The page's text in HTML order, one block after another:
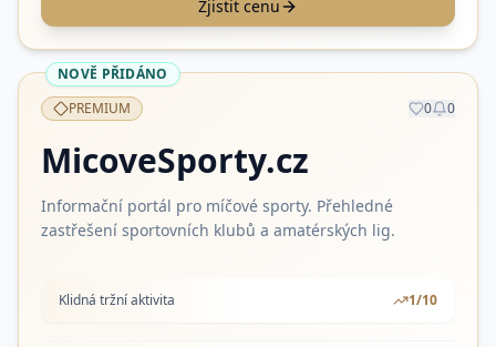
Zjistit cenu
NOVĚ PŘIDÁNO
PREMIUM
0 0
MicoveSporty.cz
Informační portál pro míčové sporty. Přehledné
zastřešení sportovních klubů a amatérských lig.
Klidná tržní aktivita 1/10